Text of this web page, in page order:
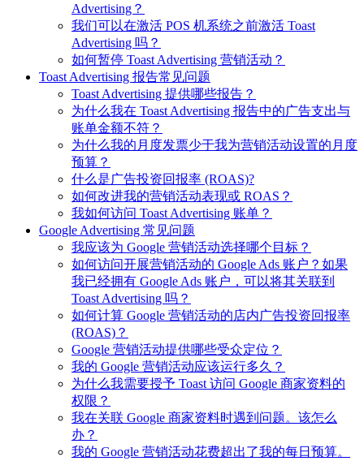
Advertising？
我们可以在激活 POS 机系统之前激活 Toast
Advertising 吗？
如何暂停 Toast Advertising 营销活动？
Toast Advertising 报告常见问题
Toast Advertising 提供哪些报告？
为什么我在 Toast Advertising 报告中的广告支出与
账单金额不符？
为什么我的月度发票少于我为营销活动设置的月度
预算？
什么是广告投资回报率 (ROAS)?
如何改进我的营销活动表现或 ROAS？
我如何访问 Toast Advertising 账单？
Google Advertising 常见问题
我应该为 Google 营销活动选择哪个目标？
如何访问开展营销活动的 Google Ads 账户？如果
我已经拥有 Google Ads 账户，可以将其关联到
Toast Advertising 吗？
如何计算 Google 营销活动的店内广告投资回报率
(ROAS)？
Google 营销活动提供哪些受众定位？
我的 Google 营销活动应该运行多久？
为什么我需要授予 Toast 访问 Google 商家资料的
权限？
我在关联 Google 商家资料时遇到问题。该怎么
办？
我的 Google 营销活动花费超出了我的每日预算。